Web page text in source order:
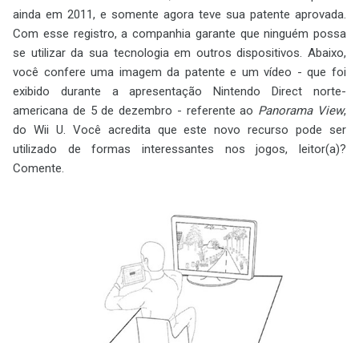
ainda em 2011, e somente agora teve sua patente aprovada.
Com esse registro, a companhia garante que ninguém possa
se utilizar da sua tecnologia em outros dispositivos. Abaixo,
você confere uma imagem da patente e um vídeo - que foi
exibido durante a apresentação Nintendo Direct norte-
americana de 5 de dezembro - referente ao Panorama View,
do Wii U. Você acredita que este novo recurso pode ser
utilizado de formas interessantes nos jogos, leitor(a)?
Comente.